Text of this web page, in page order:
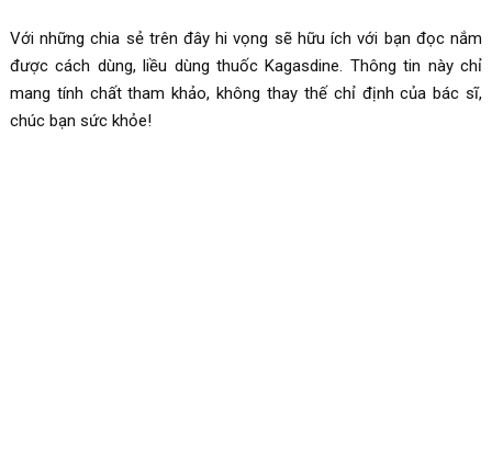
Với những chia sẻ trên đây hi vọng sẽ hữu ích với bạn đọc nắm
được cách dùng, liều dùng thuốcKagasdine. Thông tin này chỉ
mang tính chất tham khảo, không thay thế chỉ định của bác sĩ,
chúc bạn sức khỏe!